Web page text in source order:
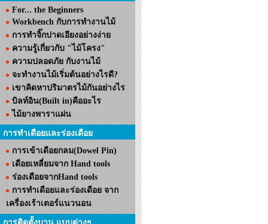
For... the Beginners
Workbench กับการทำงานไม้
การทำจิ๊กปาดเอียงอย่างง่าย
ความรู้เกี่ยวกับ "ไม้โครง"
ความปลอดภัย กับงานไม้
จะทำงานไม้เริ่มต้นอย่างไรดี?
เขาคิดหาปริมาตรไม้กันอย่างไร
บิลท์อิน(Built in)คืออะไร
ไม้ยางพาราแผ่น
การทำเดือยและร่องเดือย
การเข้าเดือยกลม(Dowel Pin)
เดือยเหลี่ยมจาก Hand tools
ร่องเดือยจากHand tools
การทำเดือยและร่องเดือย จาก
เครื่องเร้าเตอร์แนวนอน